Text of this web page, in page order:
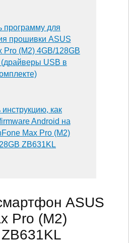
программу для
прошивки ASUS
Pro (M2) 4GB/128GB
USB в
инструкцию, как
Android на
Max Pro (M2)
ZB631KL
ASUS
Pro (M2)